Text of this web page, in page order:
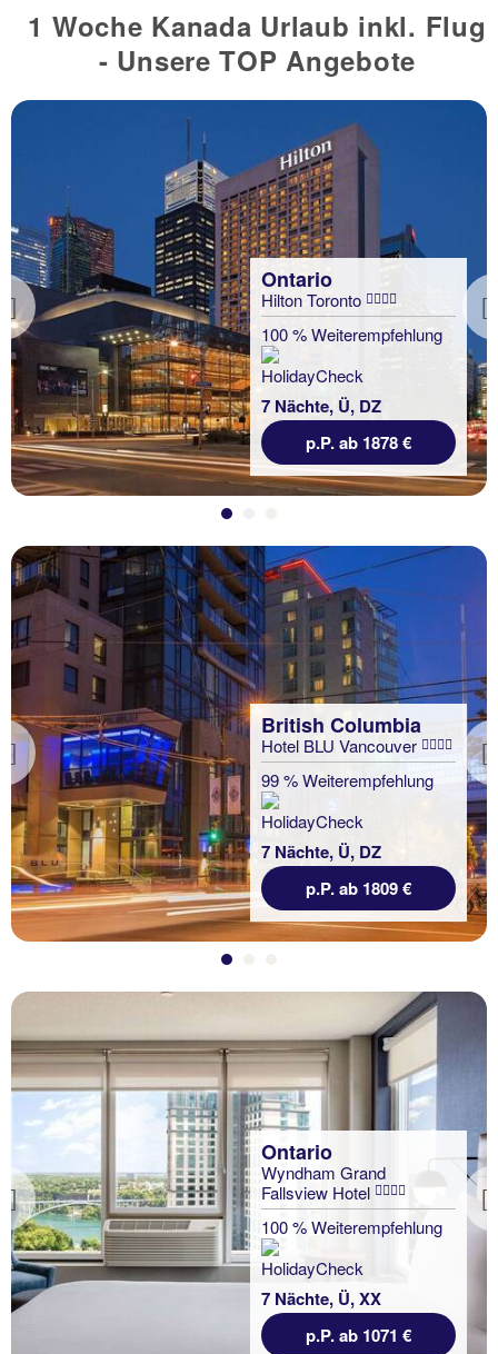
1 Woche Kanada Urlaub inkl. Flug
- Unsere TOP Angebote
Previous
Ontario
Hilton Toronto
100 % Weiterempfehlung
7 Nächte, Ü, DZ
p.P. ab 1878 €
Previous
British Columbia
Hotel BLU Vancouver
99 % Weiterempfehlung
7 Nächte, Ü, DZ
p.P. ab 1809 €
Previous
Ontario
Wyndham Grand
Fallsview Hotel
100 % Weiterempfehlung
7 Nächte, Ü, XX
p.P. ab 1071 €